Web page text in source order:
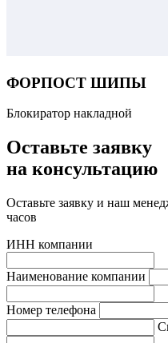
ФОРПОСТ ШИПЫ
Блокиратор накладной
Оставьте заявку
на консультацию
Оставьте заявку и наш
часов
ИНН компании
Наименование компании
Hомер телефона